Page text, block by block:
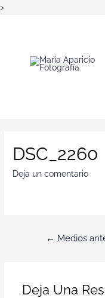
>
DSC_2260
Deja un comentario
← Medios
Deja Una